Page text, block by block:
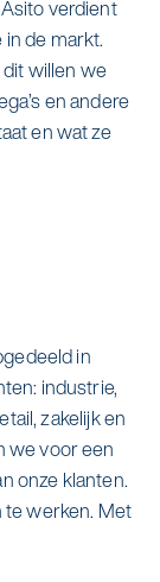
verdient
de markt.
willen we
en andere
en wat ze
in
industrie,
zakelijk en
we voor een
onze klanten.
te werken. Met